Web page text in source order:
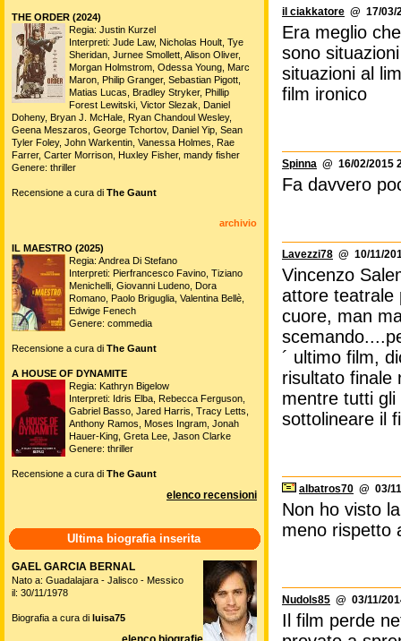
il ciakkatore @ 17/03/
Era meglio
sono
situazioni al
film ironico
Spinna @ 16/02/2015
Fa davvero
Lavezzi78 @ 10/11/
Vincenzo
attore teatrale
cuore, man
´ ultimo film,
risultato finale
mentre tutti
sottolineare il
albatros70 @ 03/
Non ho visto
meno rispetto
Nudols85 @ 03/11/
Il film perde
THE ORDER (2024)
Regia: Justin Kurzel
Interpreti: Jude Law, Nicholas Hoult, Tye
Sheridan, Jurnee Smollett, Alison Oliver,
Morgan Holmstrom, Odessa Young, Marc
Maron, Philip Granger, Sebastian Pigott,
Matias Lucas, Bradley Stryker, Phillip
Forest Lewitski, Victor Slezak, Daniel
Doheny, Bryan J. McHale, Ryan Chandoul Wesley,
Geena Meszaros, George Tchortov, Daniel Yip, Sean
Tyler Foley, John Warkentin, Vanessa Holmes, Rae
Farrer, Carter Morrison, Huxley Fisher, mandy fisher
Genere: thriller
Recensione a cura di The Gaunt
archivio
IL MAESTRO (2025)
Regia: Andrea Di Stefano
Interpreti: Pierfrancesco Favino, Tiziano
Menichelli, Giovanni Ludeno, Dora
Romano, Paolo Briguglia, Valentina Bellè,
Edwige Fenech
Genere: commedia
Recensione a cura di The Gaunt
A HOUSE OF DYNAMITE
Regia: Kathryn Bigelow
Interpreti: Idris Elba, Rebecca Ferguson,
Gabriel Basso, Jared Harris, Tracy Letts,
Anthony Ramos, Moses Ingram, Jonah
Hauer-King, Greta Lee, Jason Clarke
Genere: thriller
Recensione a cura di The Gaunt
elenco recensioni
Ultima biografia inserita
GAEL GARCIA BERNAL
Nato a: Guadalajara - Jalisco - Messico
il: 30/11/1978
Biografia a cura di luisa75